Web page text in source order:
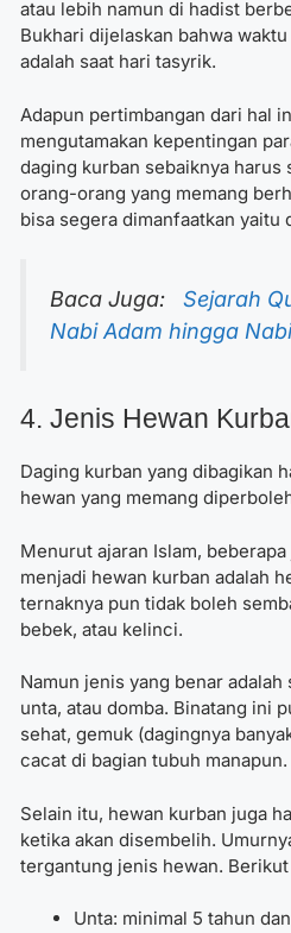
atau lebih namun di hadist
Bukhari dijelaskan bahwa
adalah saat hari tasyrik.
Adapun pertimbangan dari hal
mengutamakan kepentingan
daging kurban sebaiknya harus
orang-orang yang memang
bisa segera dimanfaatkan yaitu
Baca Juga: Sejarah
Nabi Adam hingga
4. Jenis Hewan
Daging kurban yang dibagikan
hewan yang memang
Menurut ajaran Islam,
menjadi hewan kurban adalah
ternaknya pun tidak boleh
bebek, atau kelinci.
Namun jenis yang benar adalah
unta, atau domba. Binatang ini
sehat, gemuk (dagingnya
cacat di bagian tubuh manapun.
Selain itu, hewan kurban juga
ketika akan disembelih.
tergantung jenis hewan.
Unta: minimal 5 tahun